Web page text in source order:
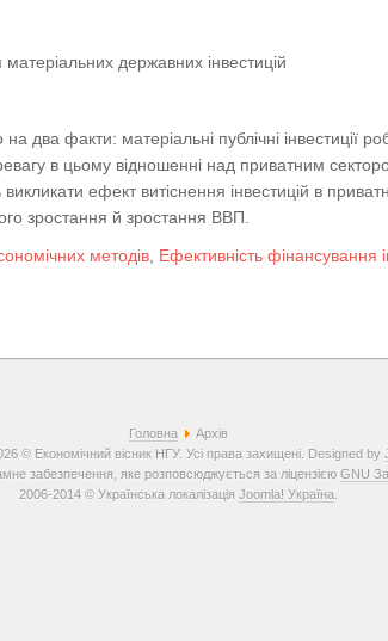
державних інвестицій
на два факти: матеріальні публічні інвестиції
в цьому відношенні над приватним
ефект витіснення інвестицій в
зростання й зростання ВВП.
методів Ефективність фінансування
Головна
Архів
© Економічний вісник НГУ. Усі права захищені. Designed by
забезпечення, яке розповсюджується за ліцензією GNU
2006-2014 © Українська локалізація Joomla! Україна